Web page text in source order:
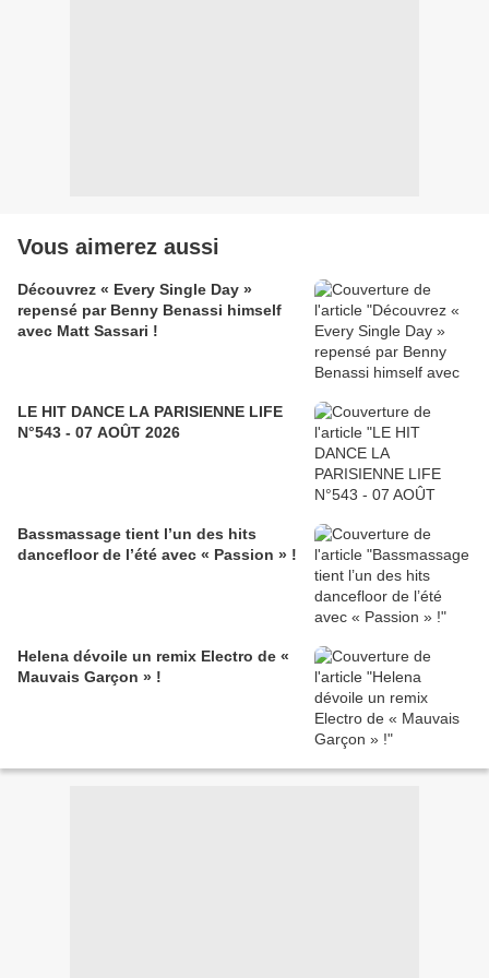
Vous aimerez aussi
Découvrez « Every Single Day »
repensé par Benny Benassi himself
avec Matt Sassari !
LE HIT DANCE LA PARISIENNE LIFE
N°543 - 07 AOÛT 2026
Bassmassage tient l’un des hits
dancefloor de l’été avec « Passion » !
Helena dévoile un remix Electro de «
Mauvais Garçon » !